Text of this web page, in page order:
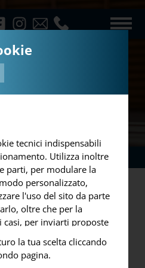
della P.G.S. OMAR! Scopri il
incontri e attività
atleti, famiglie e
tecnici indispensabili
Utilizza inoltre
parti, per modulare la
personalizzato,
l'uso del sito da parte
oltre che per la
casi, per inviarti proposte
Puoi accettare tutti i
utilizzati da servizi di
sulle pagine di questo
la tua scelta cliccando
pagina.